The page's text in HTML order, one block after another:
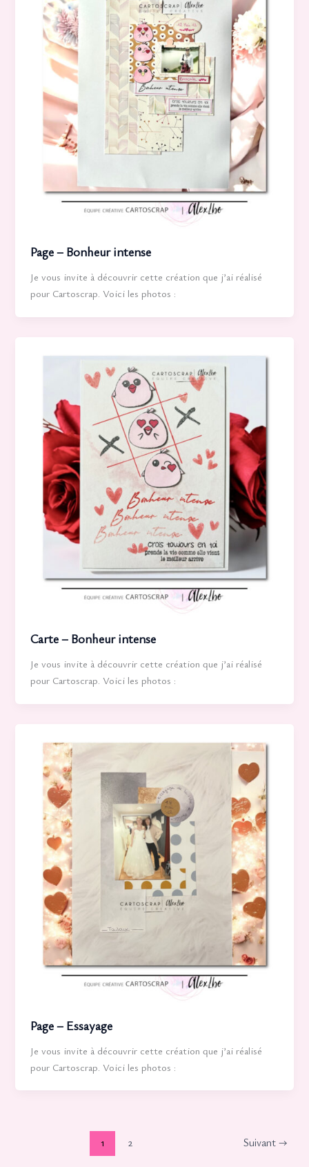
Page – Bonheur intense
Je vous invite à découvrir cette création que j’ai réalisé
pour Cartoscrap. Voici les photos :
Carte – Bonheur intense
Je vous invite à découvrir cette création que j’ai réalisé
pour Cartoscrap. Voici les photos :
Page – Essayage
Je vous invite à découvrir cette création que j’ai réalisé
pour Cartoscrap. Voici les photos :
1 2 Suivant →